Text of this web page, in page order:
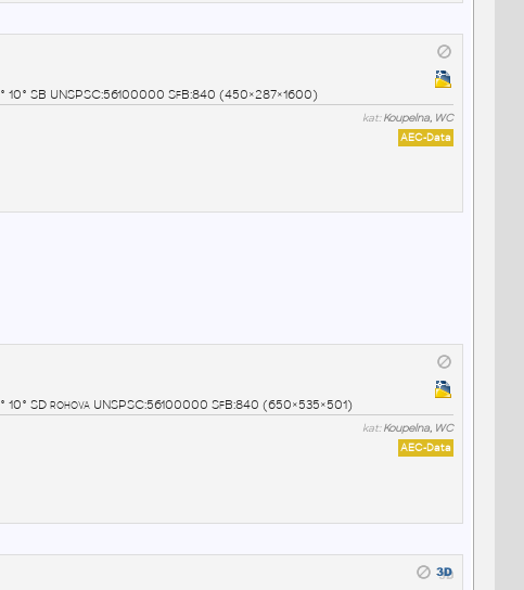
10° SB UNSPSC:56100000 SfB:840 (450×287×1600)
kat:Koupelna, WC
AEC-Data
10° SD rohova UNSPSC:56100000 SfB:840 (650×535×501)
kat:Koupelna, WC
AEC-Data